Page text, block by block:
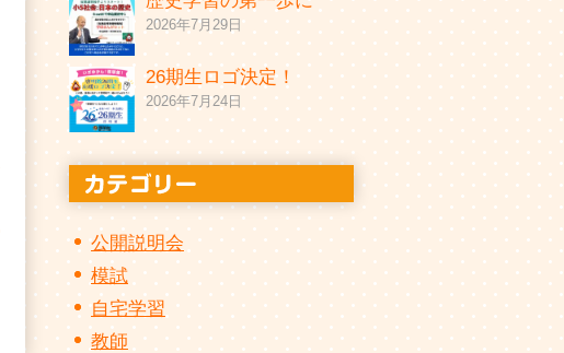
2026年7月29日
26期生ロゴ決定！
2026年7月24日
公開説明会
模試
自宅学習
教師